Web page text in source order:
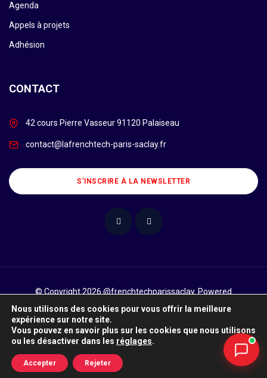
Agenda
Appels à projets
Adhésion
CONTACT
42 cours Pierre Vasseur 91120 Palaiseau
contact@lafrenchtech-paris-saclay.fr
S’INSCRIRE À LA NEWSLETTER
© Copyright 2026 @frenchtechparissaclay. Powered
byNumeryx
Ce site utilise des cookies. Pour en savoir plus sur les cookies et
comment les refuser, cliquez ici.
J'accepte
Nous utilisons des cookies pour vous offrir la meilleure
expérience sur notre site.
Vous pouvez en savoir plus sur les cookies que nous utilisons
ou les désactiver dans les réglages.
Accepter Rejeter